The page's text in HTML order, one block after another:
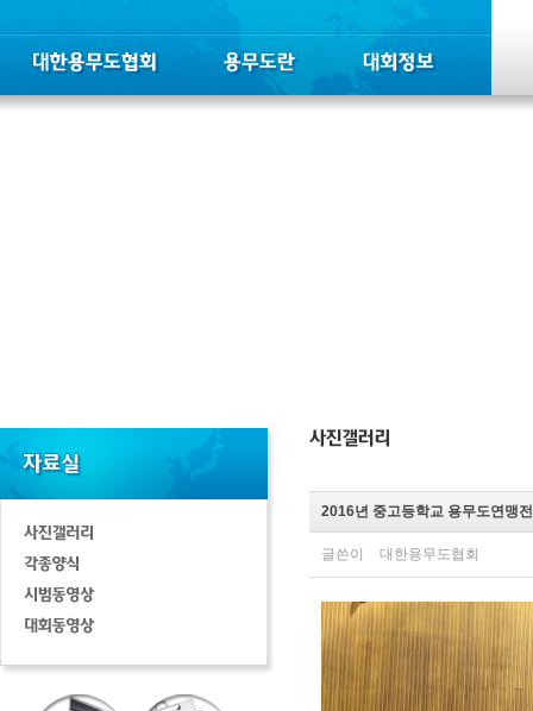
2016년 중고등학교 용무도연맹전
글쓴이 대한용무도협회